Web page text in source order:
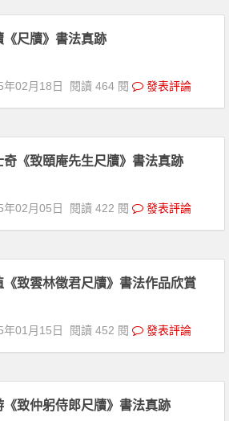
《尺牘》書法真跡
年02月18日 閱讀 464 閱 發表評論
奇《致頤庵先生尺牘》書法真跡
年02月05日 閱讀 422 閱 發表評論
《致雲林徵君尺牘》書法作品欣賞
年01月15日 閱讀 452 閱 發表評論
《致仲躬侍郎尺牘》書法真跡